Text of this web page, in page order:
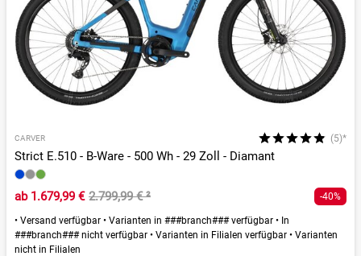
CARVER (5)*
Strict E.510 - B-Ware - 500 Wh - 29 Zoll - Diamant
ab1.679,99 € 2.799,99 €² -40%
• Versand verfügbar • Varianten in ###branch### verfügbar • In
###branch### nicht verfügbar • Varianten in Filialen verfügbar • Varianten
nicht in Filialen